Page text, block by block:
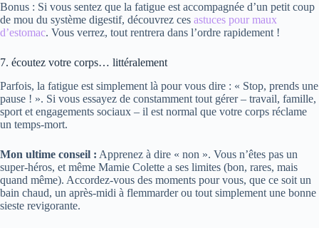
Bonus : Si vous sentez que la fatigue est accompagnée d’un petit coup
de mou du système digestif, découvrez ces astuces pour maux
d’estomac. Vous verrez, tout rentrera dans l’ordre rapidement !
7. écoutez votre corps… littéralement
Parfois, la fatigue est simplement là pour vous dire : « Stop, prends une
pause ! ». Si vous essayez de constamment tout gérer – travail, famille,
sport et engagements sociaux – il est normal que votre corps réclame
un temps-mort.
Mon ultime conseil : Apprenez à dire « non ». Vous n’êtes pas un
super-héros, et même Mamie Colette a ses limites (bon, rares, mais
quand même). Accordez-vous des moments pour vous, que ce soit un
bain chaud, un après-midi à flemmarder ou tout simplement une bonne
sieste revigorante.